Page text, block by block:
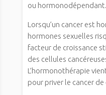
ou hormonodépendant.
Lorsqu’un cancer est
hormones sexuelles
facteur de croissance
des cellules
L’hormonothérapie
pour priver le cancer